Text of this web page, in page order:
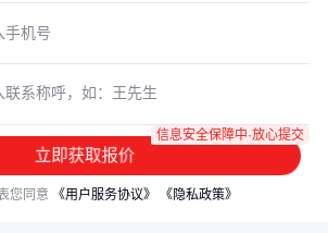
立即获取报价
信息安全保障中·放心提交
您同意 《用户服务协议》 《隐私政策》